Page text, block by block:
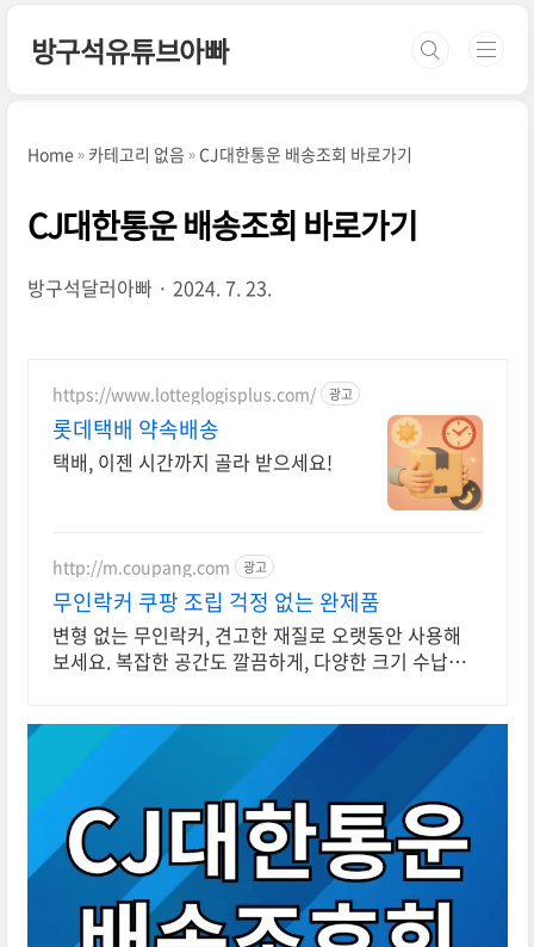
방구석유튜브아빠
Home 카테고리 없음 CJ대한통운 배송조회 바로가기
CJ대한통운 배송조회 바로가기
방구석달러아빠 2024. 7. 23.
https://www.lotteglogisplus.com/ 광고
롯데택배 약속배송
택배, 이젠 시간까지 골라 받으세요!
http://m.coupang.com 광고
무인락커 쿠팡 조립 걱정 없는 완제품
변형 없는 무인락커, 견고한 재질로 오랫동안 사용해
보세요. 복잡한 공간도 깔끔하게, 다양한 크기 수납장